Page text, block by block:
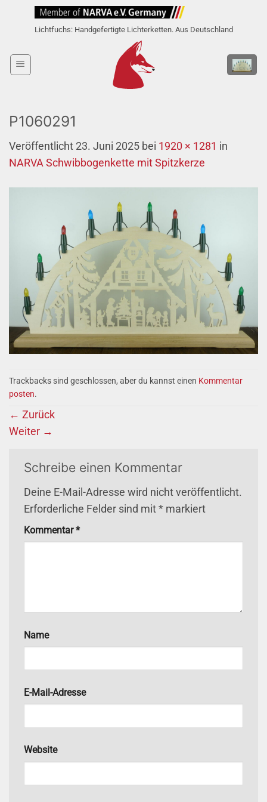
Lichtfuchs: Handgefertigte Lichterketten. Aus Deutschland
P1060291
Veröffentlicht 23. Juni 2025 bei 1920 × 1281 in
NARVA Schwibbogenkette mit Spitzkerze
Trackbacks sind geschlossen, aber du kannst einen Kommentar
posten.
← Zurück
Weiter →
Schreibe einen Kommentar
Deine E-Mail-Adresse wird nicht veröffentlicht.
Erforderliche Felder sind mit * markiert
Kommentar*
Name
E-Mail-Adresse
Website